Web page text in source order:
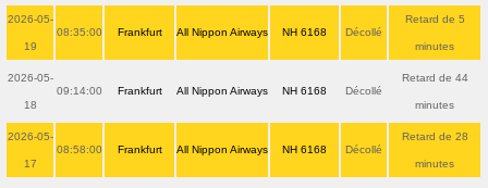
2026-05-
19
08:35:00 Frankfurt All Nippon Airways NH 6168 Décollé
Retard de 5
minutes
2026-05-
18
09:14:00 Frankfurt All Nippon Airways NH 6168 Décollé
Retard de 44
minutes
2026-05-
17
08:58:00 Frankfurt All Nippon Airways NH 6168 Décollé
Retard de 28
minutes